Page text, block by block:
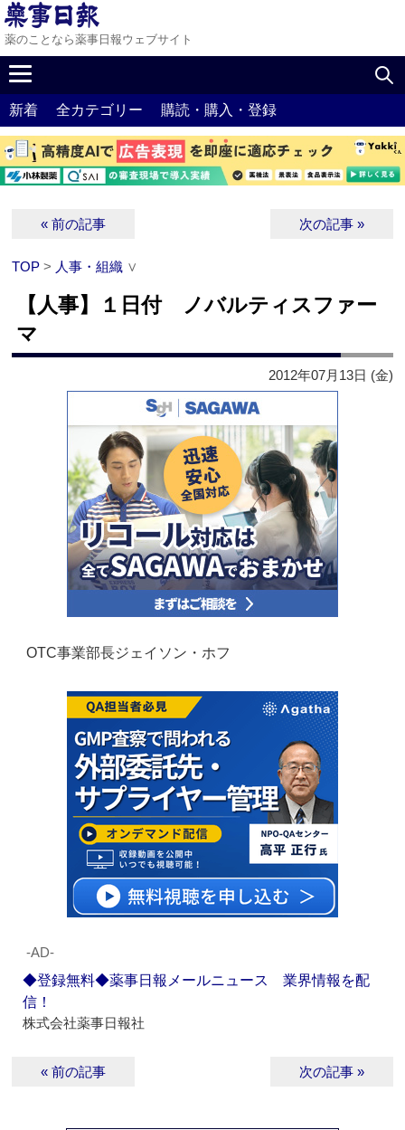
薬のことなら薬事日報ウェブサイト
新着 全カテゴリー 購読・購入・登録
« 前の記事 次の記事 »
TOP > 人事・組織 ∨
【人事】１日付 ノバルティスファー
マ
2012年07月13日 (金)
OTC事業部長ジェイソン・ホフ
‐AD‐
◆登録無料◆薬事日報メールニュース 業界情報を配
信！
株式会社薬事日報社
« 前の記事 次の記事 »